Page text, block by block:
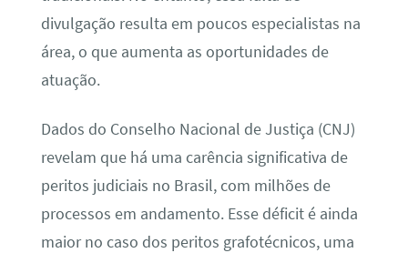
divulgação resulta em poucos especialistas na
área, o que aumenta as oportunidades de
atuação.
Dados do Conselho Nacional de Justiça (CNJ)
revelam que há uma carência significativa de
peritos judiciais no Brasil, com milhões de
processos em andamento. Esse déficit é ainda
maior no caso dos peritos grafotécnicos, uma